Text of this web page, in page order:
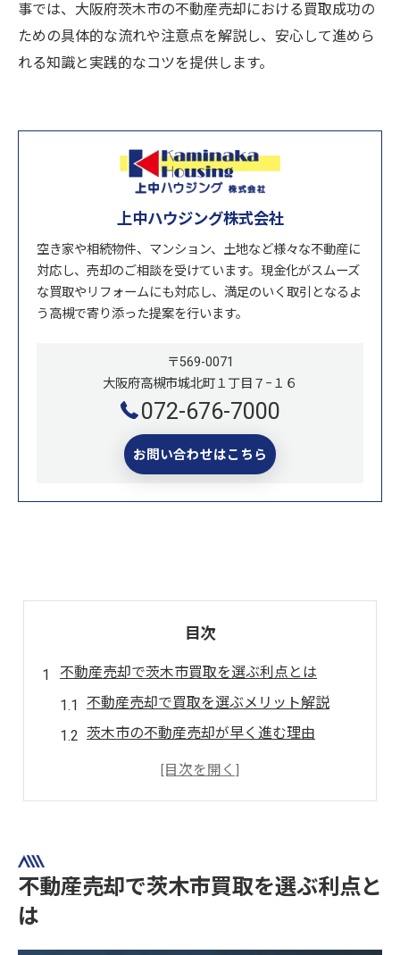
事では、大阪府茨木市の不動産売却における買取成功の
ための具体的な流れや注意点を解説し、安心して進めら
れる知識と実践的なコツを提供します。
上中ハウジング株式会社
空き家や相続物件、マンション、土地など様々な不動産に
対応し、売却のご相談を受けています。現金化がスムーズ
な買取やリフォームにも対応し、満足のいく取引となるよ
う高槻で寄り添った提案を行います。
〒569-0071
大阪府高槻市城北町１丁目７−１６
072-676-7000
お問い合わせはこちら
目次
不動産売却で茨木市買取を選ぶ利点とは
不動産売却で買取を選ぶメリット解説
茨木市の不動産売却が早く進む理由
買取と不動産売却の安心ポイント紹介
大阪府茨木市で買取を検討する際の流れ
茨木市の買取相談から売却までの流れ
不動産売却で茨木市買取を選ぶ利点と
は